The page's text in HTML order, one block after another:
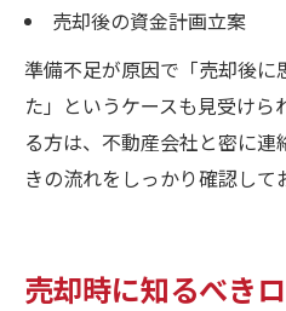
売却後の資金計画立案
準備不足が原因で「売却後に
た」というケースも見受けら
る方は、不動産会社と密に
きの流れをしっかり確認して
売却時に知るべき